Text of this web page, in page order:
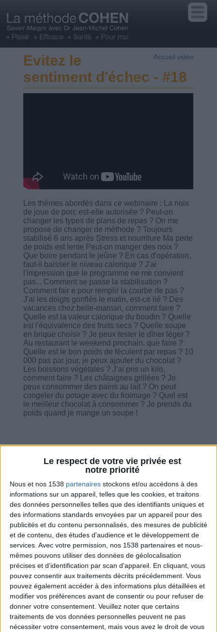
Le respect de votre vie privée est
notre priorité
Nous et nos 1538 partenaires stockons et/ou accédons à des
informations sur un appareil, telles que les cookies, et traitons
des données personnelles telles que des identifiants uniques et
des informations standards envoyées par un appareil pour des
publicités et du contenu personnalisés, des mesures de publicité
et de contenu, des études d'audience et le développement de
services. Avec votre permission, nos 1538 partenaires et nous-
mêmes pouvons utiliser des données de géolocalisation
précises et d’identification par scan d'appareil. En cliquant, vous
pouvez consentir aux traitements décrits précédemment. Vous
pouvez également accéder à des informations plus détaillées et
modifier vos préférences avant de consentir ou pour refuser de
donner votre consentement. Veuillez noter que certains
traitements de vos données personnelles peuvent ne pas
nécessiter votre consentement, mais vous avez le droit de vous
Accueil vidéo
Evitez le
sentiment d'échec - #18
Les thèmes abordés dans ce webinaire : La noix
de joue de porc est-elle autorisée ? Peut-on
changer les types de plans de repas ? On me
propose de changer de méthode ? Toujours
stabilisé 6 ans après Stress et nourriture Ma perte
de poids est lente Peut-on manger des noix ?
Que boire pendant le jeûne ? En cas d'opération,
faut-il baisser le niveau calorique ? J'ai
l'impression que le programme ne me convient
pas... Comment se passe la stabilisation ?
Comment fair e pour remplir la courbe de pas ?
J'ai les doigts gonflés le matin, est-ce lié ? Des
vacances chez belle-maman, comment faire ?
Quelle est la valeur calorique du boudin ? Quelle
est l'équivalence des fruits secs ? Quelle soupe
en brique choisir ? Je peux tester le dîner léger ?
Au restaurant le weekend prochain, que faire ?
Quelle est le bon poids de féculent par repas ? 10
000 pas par jour, je peux ajouter du chocolat ?
Les boissons végétales ? J'ai pris un kilo,
comment faire ? Les châtaignes grillées ? Je
peux consommer des pains au lait ? On peut
congeler du potage avec du froimage ? Quel est
le meilleur chocolat à consommer ? Je prends du
poids quand je mange un soupe !
Combien de kilos souhaitez-vous perdre ?
Moins de
5 kilos
De 5 à 10
kilos
Plus de
10 kilos
Webinaires en direct
Chaque semaine, posez vos questions en live
en participant à des vidéo-conférences avec
Jean-Michel et les diététiciennes du
programme.